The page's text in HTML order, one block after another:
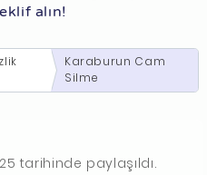
alın!
Karaburun Cam
Silme
tarihinde paylaşıldı.